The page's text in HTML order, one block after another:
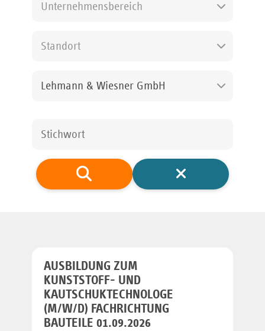
Unternehmensbereich
Standort
Lehmann & Wiesner GmbH
AUSBILDUNG ZUM
KUNSTSTOFF- UND
KAUTSCHUKTECHNOLOGE
(M/W/D) FACHRICHTUNG
BAUTEILE 01.09.2026